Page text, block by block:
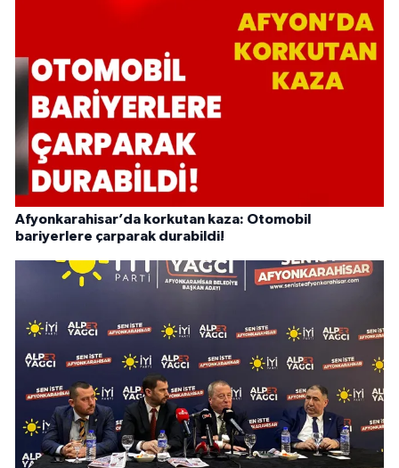
Afyonkarahisar’da korkutan kaza: Otomobil
bariyerlere çarparak durabildi!